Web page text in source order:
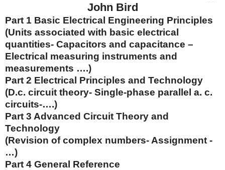
John Bird
Part 1 Basic Electrical Engineering Principles
(Units associated with basic electrical
quantities- Capacitors and capacitance –
Electrical measuring instruments and
measurements ….)
Part 2 Electrical Principles and Technology
(D.c. circuit theory- Single-phase parallel a. c.
circuits-….)
Part 3 Advanced Circuit Theory and
Technology
(Revision of complex numbers- Assignment -
…)
Part 4 General Reference